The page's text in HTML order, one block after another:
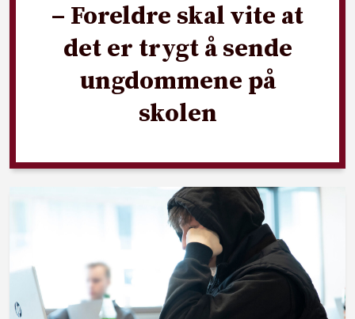
– Foreldre skal vite at
det er trygt å sende
ungdommene på
skolen